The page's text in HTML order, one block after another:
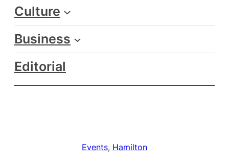
Culture
Business
Editorial
Events, Hamilton